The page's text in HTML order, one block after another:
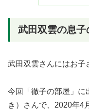
武田双雲の息子
武田双雲さんにはお子
今回「徹子の部屋」に
き）さんで、2020年4